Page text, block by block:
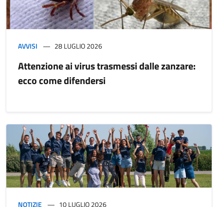
AVVISI 28 LUGLIO 2026
Attenzione ai virus trasmessi dalle zanzare:
ecco come difendersi
NOTIZIE 10 LUGLIO 2026